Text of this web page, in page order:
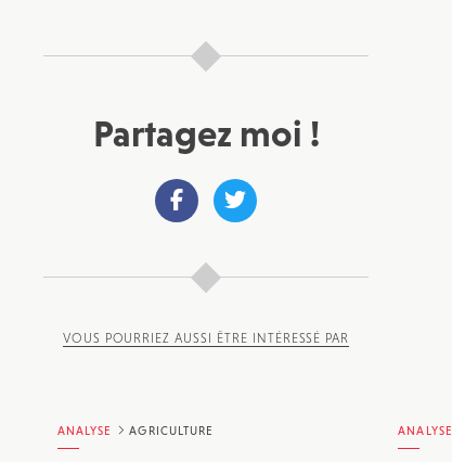
Partagez moi !
VOUS POURRIEZ AUSSI ÊTRE INTÉRESSÉ PAR
ANALYSE AGRICULTURE ANALYSE